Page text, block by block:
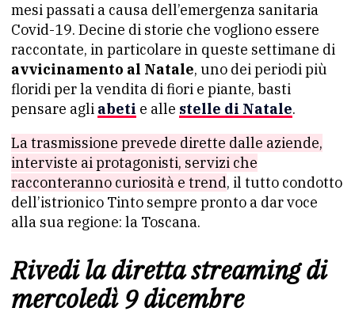
mesi passati a causa dell’emergenza sanitaria
Covid-19. Decine di storie che vogliono essere
raccontate, in particolare in queste settimane di
avvicinamento al Natale, uno dei periodi più
floridi per la vendita di fiori e piante, basti
pensare agli abeti e alle stelle di Natale.
La trasmissione prevede dirette dalle aziende,
interviste ai protagonisti, servizi che
racconteranno curiosità e trend, il tutto condotto
dell’istrionico Tinto sempre pronto a dar voce
alla sua regione: la Toscana.
Rivedi la diretta streaming di
mercoledì 9 dicembre